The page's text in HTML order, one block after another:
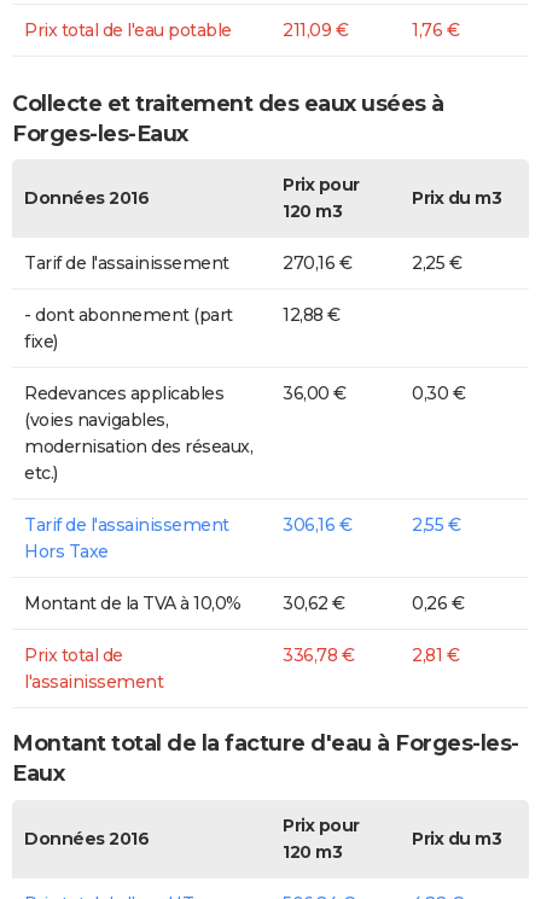
Prix total de l'eau potable 211,09 € 1,76 €
Collecte et traitement des eaux usées à
Forges-les-Eaux
Données 2016
Prix pour
120 m3
Prix du m3
Tarif de l'assainissement 270,16 € 2,25 €
- dont abonnement (part
fixe)
12,88 €
Redevances applicables
(voies navigables,
modernisation des réseaux,
etc.)
36,00 € 0,30 €
Tarif de l'assainissement
Hors Taxe
306,16 € 2,55 €
Montant de la TVA à 10,0% 30,62 € 0,26 €
Prix total de
l'assainissement
336,78 € 2,81 €
Montant total de la facture d'eau à Forges-les-
Eaux
Données 2016
Prix pour
120 m3
Prix du m3